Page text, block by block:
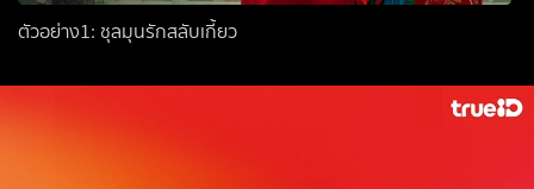
ตัวอย่าง1: ชุลมุนรักสลับเกี้ยว